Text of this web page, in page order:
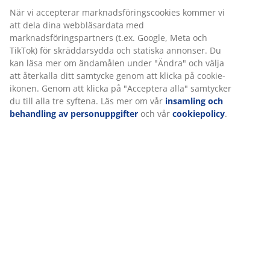
damm från ytan
Steg tre: Olja in
Sista steget är att olja in möbeln. Detta ger en barriär
som skyddar mot UV-strålar och hjälper till att göra
möbeln resistent mot vatten under kommande säsong.
När vi accepterar marknadsföringscookies kommer vi
att dela dina webbläsardata med
marknadsföringspartners (t.ex. Google, Meta och
TikTok) för skräddarsydda och statiska annonser. Du
kan läsa mer om ändamålen under "Ändra" och välja
att återkalla ditt samtycke genom att klicka på cookie-
ikonen. Genom att klicka på "Acceptera alla" samtycker
du till alla tre syftena. Läs mer om vår insamling och
behandling av personuppgifter och vår cookiepolicy.